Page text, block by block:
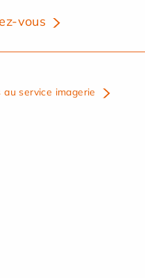
vous
service imagerie